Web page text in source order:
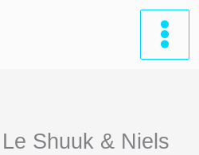
Shuuk & Niels